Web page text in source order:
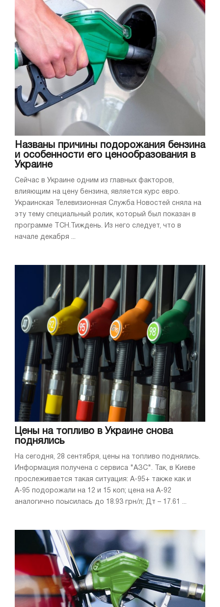
Названы причины подорожания бензина
и особенности его ценообразования в
Украине
Сейчас в Украине одним из главных факторов,
влияющим на цену бензина, является курс евро.
Украинская Телевизионная Служба Новостей сняла на
эту тему специальный ролик, который был показан в
программе ТСН.Тиждень. Из него следует, что в
начале декабря ...
Цены на топливо в Украине снова
поднялись
На сегодня, 28 сентября, цены на топливо поднялись.
Информация получена с сервиса "АЗС". Так, в Киеве
прослеживается такая ситуация: А-95+ также как и
А-95 подорожали на 12 и 15 коп; цена на А-92
аналогично поысилась до 18.93 грн/л; Дт – 17.61 ...